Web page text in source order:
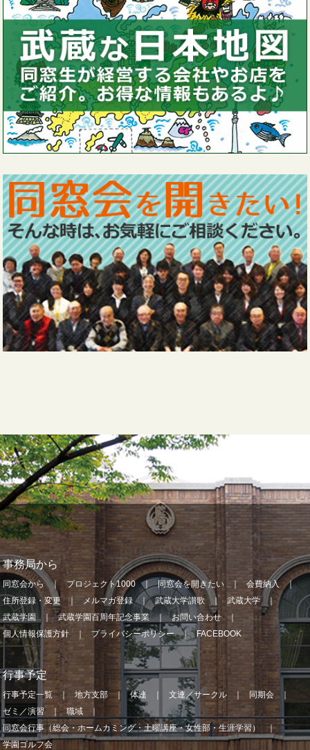
事務局から
同窓会から プロジェクト1000 同窓会を開きたい
会費納入
住所登録・変更
メルマガ登録 武蔵大学讃歌
武蔵大学
武蔵学園
武蔵学園百周年記念事業
お問い合わせ
個人情報保護方針
プライバシーポリシー FACEBOOK
行事予定
行事予定一覧 地方支部 体連 文連／サークル
同期会
ゼミ／演習
職域
同窓会行事（総会・ホームカミング・土曜講座・女性部・生涯学習）
学園ゴルフ会